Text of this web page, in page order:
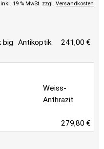
inkl. 19 % MwSt. zzgl. Versandkosten
Antikoptik 241,00 €
Weiss-
Anthrazit
279,80 €